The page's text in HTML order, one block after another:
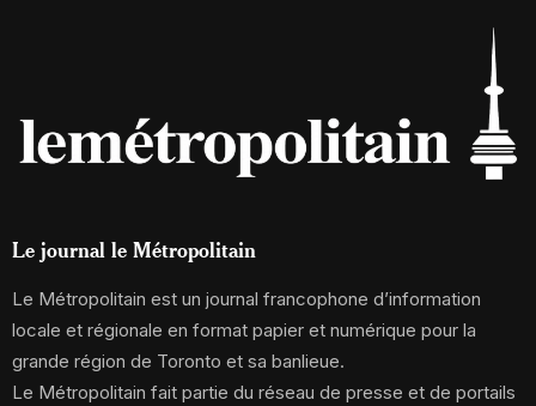
Le journal le Métropolitain
Le Métropolitain est un journal francophone d’information
locale et régionale en format papier et numérique pour la
grande région de Toronto et sa banlieue.
Le Métropolitain fait partie du réseau de presse et de portails